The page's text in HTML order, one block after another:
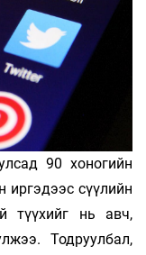
90 хоногийн
иргэдээс сүүлийн
түүхийг нь авч,
Тод­руулбал,